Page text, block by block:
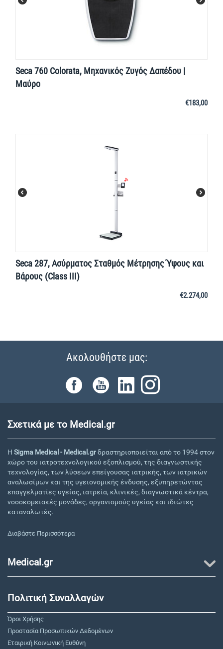
Seca 760 Colorata, Μηχανικός Ζυγός Δαπέδου |
Μαύρο
€183,00
Seca 287, Ασύρματος Σταθμός Μέτρησης Ύψους και
Βάρους (Class III)
€2.274,00
Ακολουθήστε μας:
Σχετικά με το Medical.gr
Η Sigma Medical - Medical.grδραστηριοποιείται από το 1994 στον
χώρο του ιατροτεχνολογικού εξοπλισμού, της διαγνωστικής
τεχνολογίας, των λύσεων επείγουσας ιατρικής, των ιατρικών
αναλωσίμων και της υγειονομικής ένδυσης, εξυπηρετώντας
επαγγελματίες υγείας, ιατρεία, κλινικές, διαγνωστικά κέντρα,
νοσοκομειακές μονάδες, οργανισμούς υγείας και ιδιώτες
καταναλωτές.
Διαβάστε Περισσότερα
Medical.gr
Πολιτική Συναλλαγών
Όροι Χρήσης
Προστασία Προσωπικών Δεδομένων
Εταιρική Κοινωνική Ευθύνη